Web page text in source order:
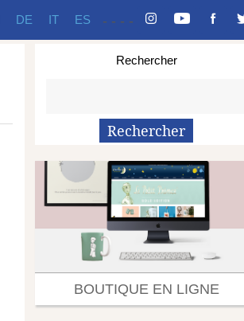
- - - -
DE IT ES
Rechercher
BOUTIQUE EN LIGNE